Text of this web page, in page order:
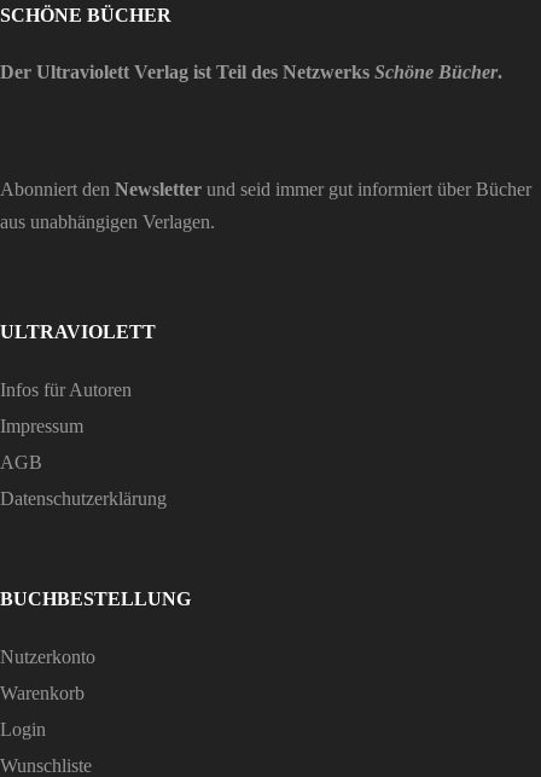
SCHÖNE BÜCHER
Der Ultraviolett Verlag ist Teil des Netzwerks Schöne Bücher.
Abonniert den Newsletter und seid immer gut informiert über Bücher
aus unabhängigen Verlagen.
ULTRAVIOLETT
Infos für Autoren
Impressum
AGB
Datenschutzerklärung
BUCHBESTELLUNG
Nutzerkonto
Warenkorb
Login
Wunschliste